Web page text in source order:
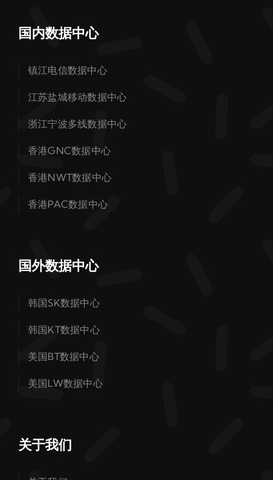
国内数据中心
镇江电信数据中心
江苏盐城移动数据中心
浙江宁波多线数据中心
香港GNC数据中心
香港NWT数据中心
香港PAC数据中心
国外数据中心
韩国SK数据中心
韩国KT数据中心
美国BT数据中心
美国LW数据中心
关于我们